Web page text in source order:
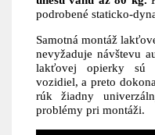
podrobené staticko-
Samotná montáž
nevyžaduje návštevu
lakťovej opierky sú
vozidiel, a preto
rúk žiadny
problémy pri montáži.